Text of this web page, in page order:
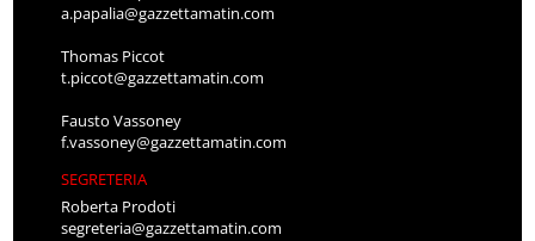
a.papalia@gazzettamatin.com
Thomas Piccot
t.piccot@gazzettamatin.com
Fausto Vassoney
f.vassoney@gazzettamatin.com
SEGRETERIA
Roberta Prodoti
segreteria@gazzettamatin.com